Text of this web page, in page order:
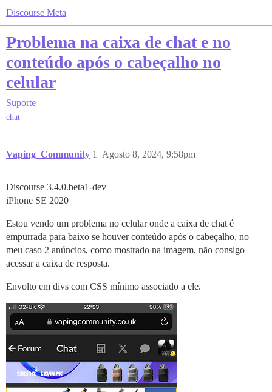
Discourse Meta
Problema na caixa de chat e no
conteúdo após o cabeçalho no
celular
Suporte
chat
Vaping_Community Agosto 8, 2024, 9:58pm
1
Discourse 3.4.0.beta1-dev
iPhone SE 2020
Estou vendo um problema no celular onde a caixa de chat é
empurrada para baixo se houver conteúdo após o cabeçalho, no
meu caso 2 anúncios, como mostrado na imagem, não consigo
acessar a caixa de resposta.
Envolto em divs com CSS mínimo associado a ele.